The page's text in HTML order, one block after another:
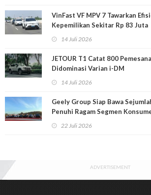
VinFast VF MPV 7 Tawarkan
Kepemilikan Sekitar Rp 83 Juta
14 Juli 2026
JETOUR T1 Catat 800
Didominasi Varian i-DM
14 Juli 2026
Geely Group Siap Bawa
Penuhi Ragam Segmen
22 Juli 2026
ADVERTISEMENT